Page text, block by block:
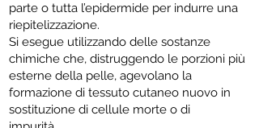
parte o tutta l’epidermide per indurre una
riepitelizzazione.
Si esegue utilizzando delle sostanze
chimiche che, distruggendo le porzioni più
esterne della pelle, agevolano la
formazione di tessuto cutaneo nuovo in
sostituzione di cellule morte o di